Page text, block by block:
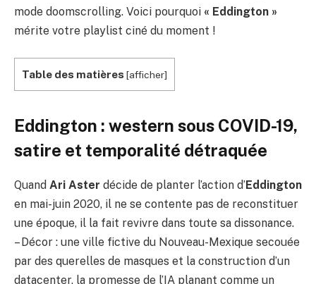
mode doomscrolling. Voici pourquoi « Eddington »
mérite votre playlist ciné du moment !
Table des matières [afficher]
Eddington : western sous COVID-19,
satire et temporalité détraquée
Quand Ari Aster décide de planter l’action d’Eddington
en mai-juin 2020, il ne se contente pas de reconstituer
une époque, il la fait revivre dans toute sa dissonance.
– Décor : une ville fictive du Nouveau-Mexique secouée
par des querelles de masques et la construction d’un
datacenter, la promesse de l’IA planant comme un